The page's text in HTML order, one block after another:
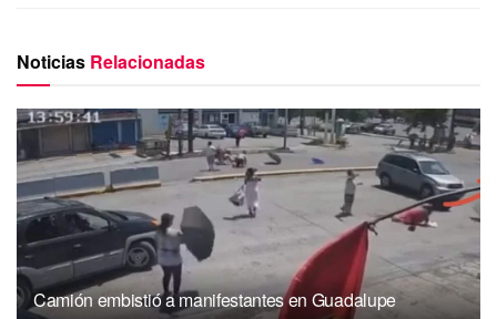
Noticias Relacionadas
Camión embistió a manifestantes en Guadalupe